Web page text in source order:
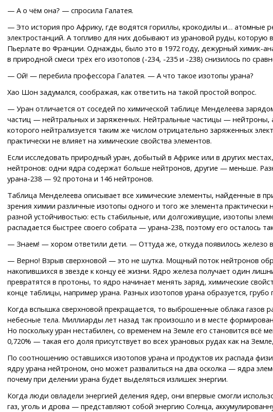
— А о чём она? — спросила Галатея.
— Это история про Африку, где водятся гориллы, крокодилы и… атомные
электростанций. А топливо для них добывают из урановой руды,
Пьерлате во Франции. Однажды, было это в 1972 году, дежурный химик-
в природной смеси трёх его изотопов (-234, -235 и -238) снизилось по
— Ой! — перебила профессора Галатея. — А что такое изотопы урана?
Хао Шон задумался, соображая, как ответить на такой простой вопрос.
— Уран отличается от соседей по химической таблице Менделеева
частиц — нейтральных и заряженных. Нейтральные частицы — нейтроны,
которого нейтрализуется таким же числом отрицательно заряженных
практически не влияет на химические свойства элементов.
Если исследовать природный уран, добытый в Африке или в других
нейтронов: одни ядра содержат больше нейтронов, другие — меньше.
урана-238 — 92 протона и 146 нейтронов.
Таблица Менделеева описывает все химические элементы, найденные в
зрения химии различные изотопы одного и того же элемента
разной устойчивостью: есть стабильные, или долгоживущие, изотопы
распадается быстрее своего собрата — урана-238, поэтому его осталось
— Знаем! — хором ответили дети. — Оттуда же, откуда появилось железо
— Верно! Взрыв сверхновой — это не шутка. Мощный поток нейтронов
накопившихся в звезде к концу её жизни. Ядро железа получает один
превратятся в протоны, то ядро начинает менять заряд, химические
конце таблицы, например урана. Разных изотопов урана образуется, грубо
Когда вспышка сверхновой прекращается, то выброшенные облака газов
небесные тела. Миллиарды лет назад так произошло и в месте
Но поскольку уран нестабилен, со временем на Земле его становится всё
0,720% — такая его доля присутствует во всех урановых рудах как на
По соотношению оставшихся изотопов урана и продуктов их распада
ядру урана нейтроном, оно может развалиться на два осколка — ядра
почему при делении урана будет выделяться излишек энергии.
Когда люди овладели энергией деления ядер, они впервые смогли
газ, уголь и дрова — представляют собой энергию Солнца,